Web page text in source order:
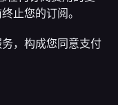
止您的订阅。
，构成您同意支付